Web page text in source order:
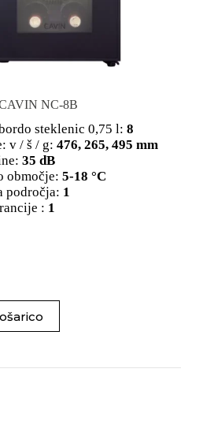
NC-8B
steklenic 0,75 l: 8
v / š / g: 476, 265, 495 mm
35 dB
območje: 5-18 °C
področja: 1
: 1